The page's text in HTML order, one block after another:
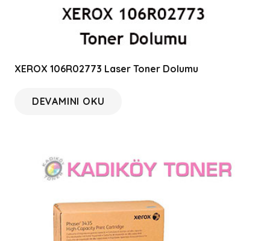
XEROX 106R02773 Laser Toner Dolumu
DEVAMINI OKU